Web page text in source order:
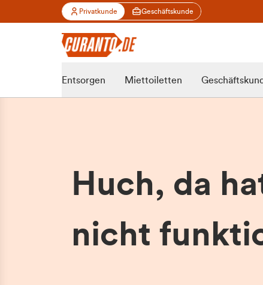
Privatkunde Geschäftskunde
Entsorgen Miettoiletten
Huch, da
nicht